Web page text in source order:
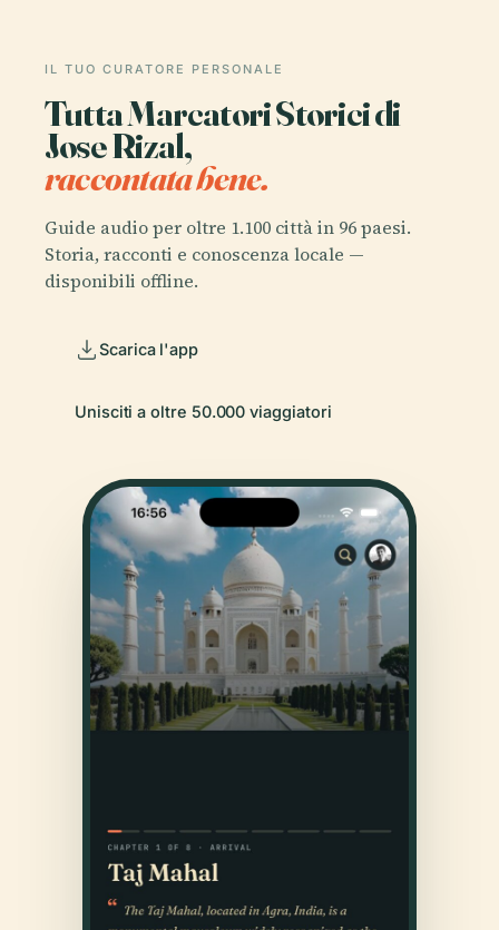
IL TUO CURATORE PERSONALE
Tutta Marcatori Storici di
Jose Rizal,
raccontata bene.
Guide audio per oltre 1.100 città in 96 paesi.
Storia, racconti e conoscenza locale —
disponibili offline.
Scarica l'app
Unisciti a oltre 50.000 viaggiatori